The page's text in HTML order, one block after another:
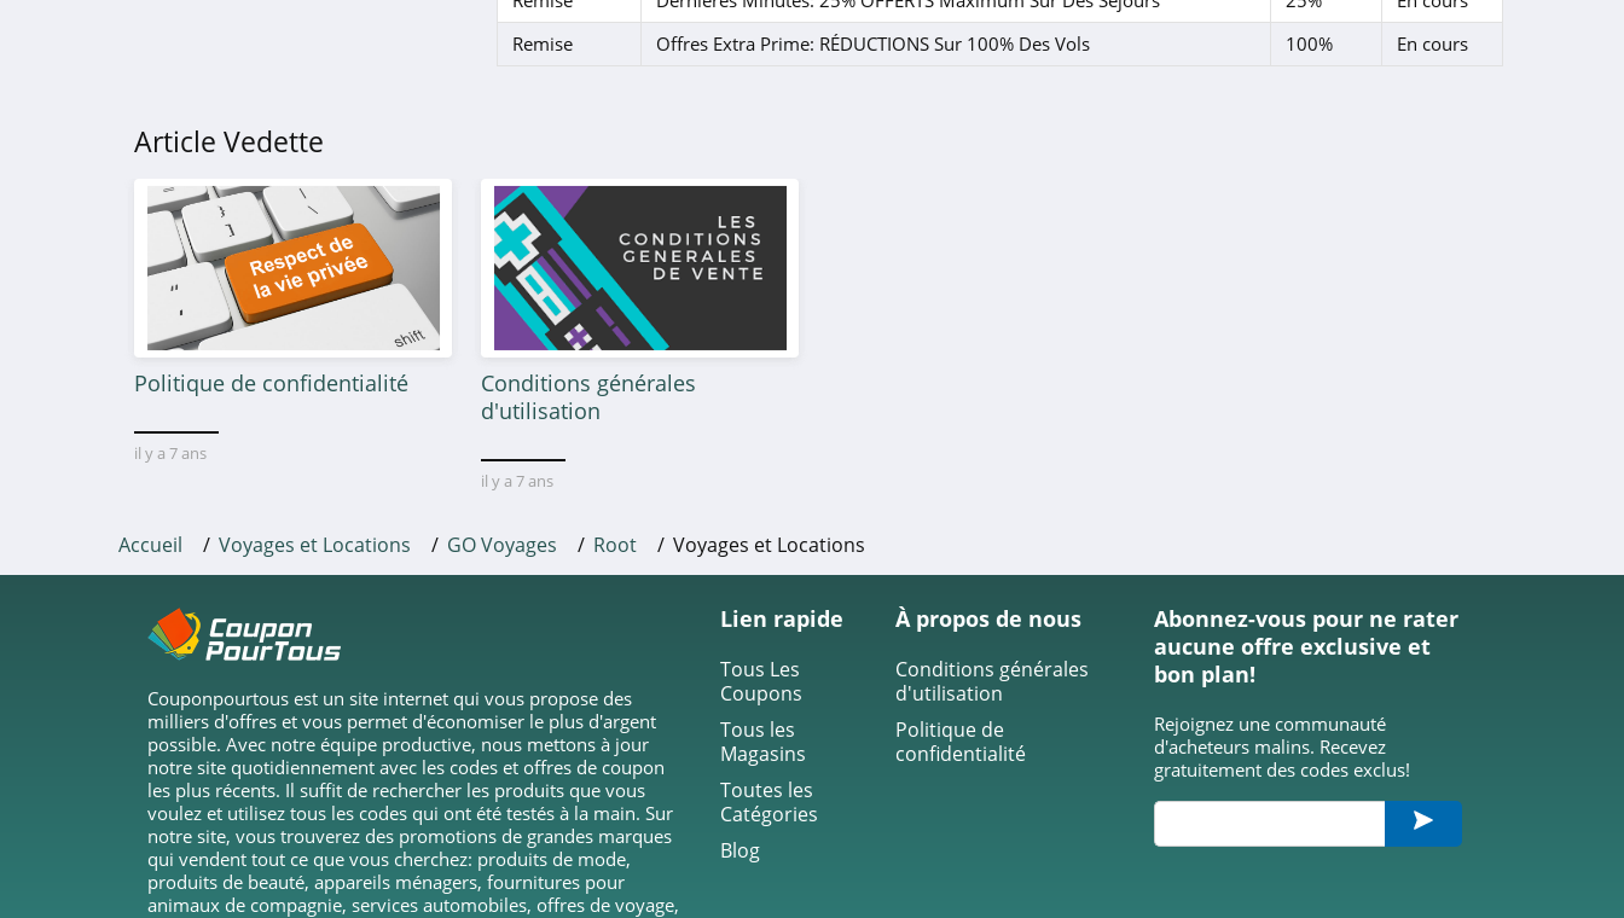
Promoséjours
4.5
Camping and Co
4.3
Logitravel
Thalassa
FRAM
4.4
ebookers
4.6
Sunweb
4.2
Remise
Offres Extra Prime: RÉDUCTIONS Sur 100% Des Vols 100% En cours
Article Vedette
Politique de confidentialité
il y a 7 ans
Conditions générales
d'utilisation
il y a 7 ans
Accueil Voyages et Locations GO Voyages Root Voyages et Locations
Couponpourtous est un site internet qui vous propose des
milliers d'offres et vous permet d'économiser le plus d'argent
possible. Avec notre équipe productive, nous mettons à jour
notre site quotidiennement avec les codes et offres de coupon
les plus récents. Il suffit de rechercher les produits que vous
voulez et utilisez tous les codes qui ont été testés à la main. Sur
notre site, vous trouverez des promotions de grandes marques
qui vendent tout ce que vous cherchez: produits de mode,
produits de beauté, appareils ménagers, fournitures pour
animaux de compagnie, services automobiles, offres de voyage,
Lien rapide
Tous Les
Coupons
Tous les
Magasins
Toutes les
Catégories
Blog
À propos de nous
Conditions générales
d'utilisation
Politique de
confidentialité
Abonnez-vous pour ne rater
aucune offre exclusive et
bon plan!
Rejoignez une communauté
d'acheteurs malins. Recevez
gratuitement des codes exclus!